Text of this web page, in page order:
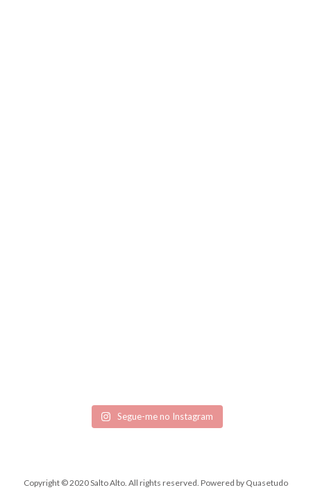
Segue-me no Instagram
Copyright © 2020 Salto Alto. All rights reserved. Powered by Quasetudo